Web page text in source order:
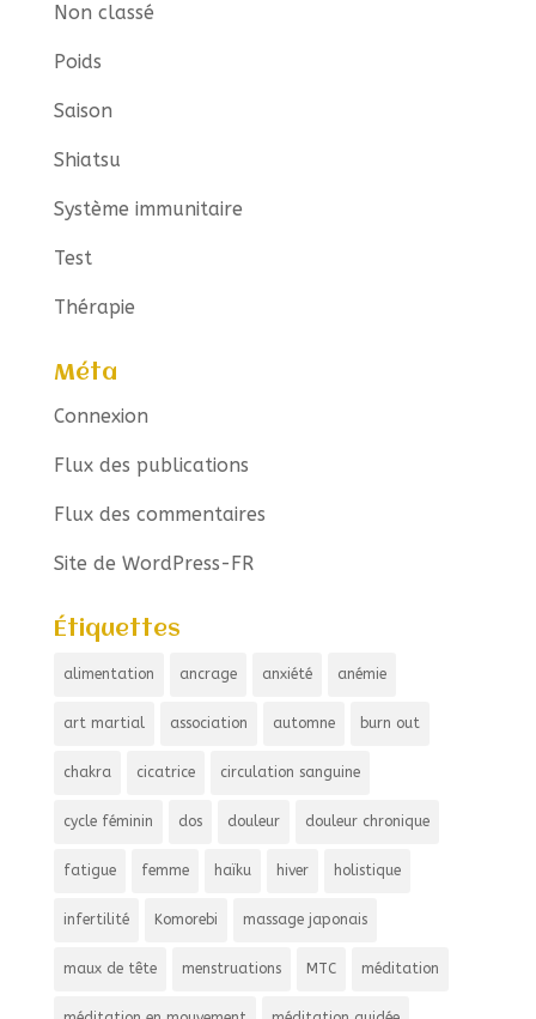
Non classé
Poids
Saison
Shiatsu
Système immunitaire
Test
Thérapie
Méta
Connexion
Flux des publications
Flux des commentaires
Site de WordPress-FR
Étiquettes
alimentation ancrage anxiété anémie
art martial association automne burn out
chakra cicatrice circulation sanguine
cycle féminin dos douleur douleur chronique
fatigue femme haïku hiver holistique
infertilité Komorebi massage japonais
maux de tête menstruations MTC méditation